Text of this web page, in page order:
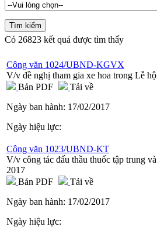
Có 26823 kết quả được tìm thấy
Công văn 1024/UBND-KGVX
V/v đề nghị tham gia xe hoa trong Lễ
Bản PDF
Tải về
Ngày ban hành: 17/02/2017
Ngày hiệu lực:
Công văn 1023/UBND-KT
V/v công tác đấu thầu thuốc tập trung
2017
Bản PDF
Tải về
Ngày ban hành: 17/02/2017
Ngày hiệu lực: